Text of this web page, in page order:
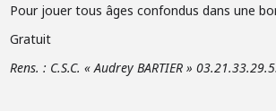
Pour jouer tous âges confondus dans une
Gratuit
Rens. : C.S.C. « Audrey BARTIER »